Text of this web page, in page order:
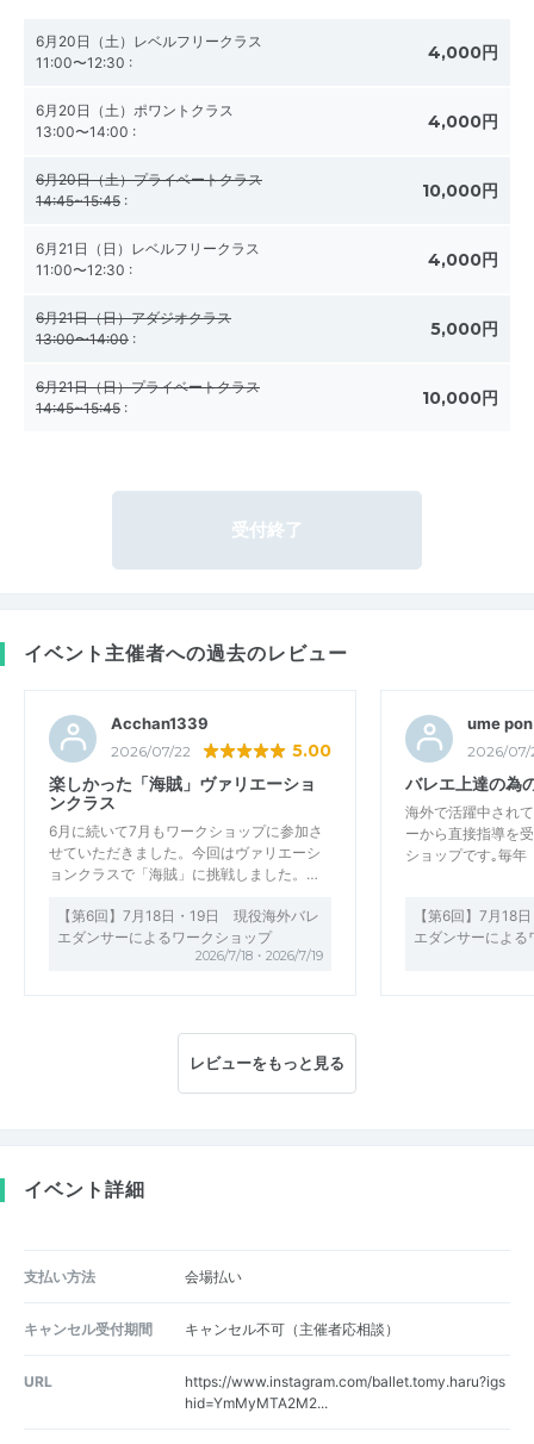
6月20日（土）レベルフリークラス
11:00〜12:30 : 4,000円
6月20日（土）ポワントクラス
13:00〜14:00 : 4,000円
6月20日（土）プライベートクラス
14:45~15:45 : 10,000円
6月21日（日）レベルフリークラス
11:00〜12:30 : 4,000円
6月21日（日）アダジオクラス
13:00〜14:00 : 5,000円
6月21日（日）プライベートクラス
14:45~15:45 : 10,000円
受付終了
イベント主催者への過去のレビュー
Acchan1339
2026/07/22 5.00
楽しかった「海賊」ヴァリエーショ
ンクラス
6月に続いて7月もワークショップに参加さ
せていただきました。今回はヴァリエーシ
ョンクラスで「海賊」に挑戦しました。…
【第6回】7月18日・19日 現役海外バレ
エダンサーによるワークショップ
2026/7/18・2026/7/19
ume pon
2026/07/
バレエ上達の為
海外で活躍中され
ーから直接指導を
ショップです｡毎
【第6回】7月18
エダンサーによる
レビューをもっと見る
イベント詳細
支払い方法 会場払い
キャンセル受付期間 キャンセル不可（主催者応相談）
URL
https://www.instagram.com/ballet.tomy.haru?igs
hid=YmMyMTA2M2...